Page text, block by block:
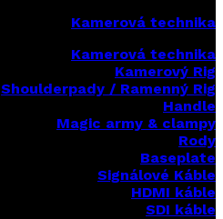
Kamerová technika
Kamerová technika
Kamerový Rig
Shoulderpady / Ramenný Rig
Handle
Magic army & clampy
Rody
Baseplate
Signálové Káble
HDMI káble
SDI káble